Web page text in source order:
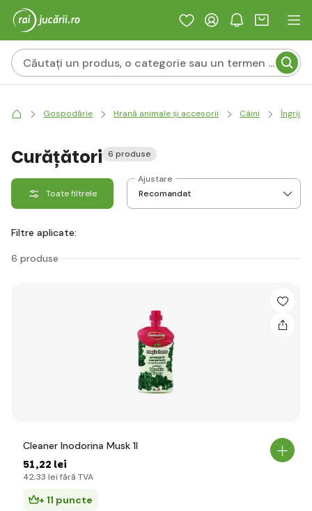
Gospodărie Hrană animale și accesorii Câini
Curățători 6 produse
Toate filtrele
Ajustare
Filtre aplicate:
6 produse
Cleaner Inodorina Musk 1l
51,22 lei
42,33 lei fără TVA
+ 11 puncte